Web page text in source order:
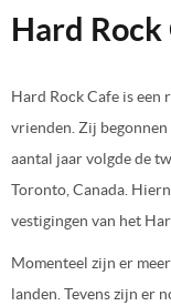
Hard Rock
Hard Rock Cafe is
vrienden. Zij begonnen
aantal jaar volgde de
Toronto, Canada.
vestigingen van het
Momenteel zijn er
landen. Tevens zijn er